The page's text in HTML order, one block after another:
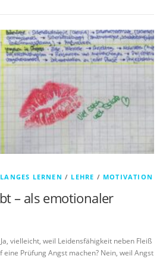
LERNEN / LEHRE / MOTIVATION
– als emotionaler
vielleicht, weil Leidensfähigkeit neben Fleiß
Prüfung Angst machen? Nein, weil Angst